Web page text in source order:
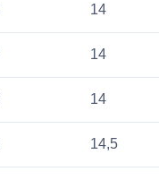
14
14
14
14,5